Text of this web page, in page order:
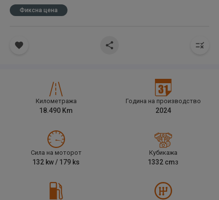
Фиксна цена
Километража
18.490 Km
Година на производство
2024
Сила на моторот
132 kw / 179 ks
Кубикажа
1332 cm3